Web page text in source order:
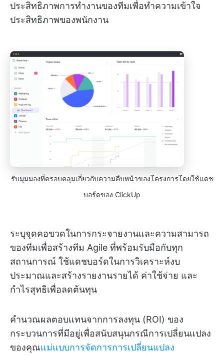
ประสิทธิภาพการทำงานของทีมเพื่อทำความเข้าใจ
ประสิทธิภาพของพนักงาน
รับมุมมองที่ครอบคลุมเกี่ยวกับความคืบหน้าของโครงการโดยใช้แดช
บอร์ดของ ClickUp
ระบุจุดคอขวดในการกระจายงานและความสามารถ
ของทีมเพื่อสร้างทีม Agile ที่พร้อมรับมือกับทุก
สถานการณ์ ใช้แดชบอร์ดในการวิเคราะห์งบ
ประมาณและสร้างรายงานรายได้ ค่าใช้จ่าย และ
กำไรสุทธิเพื่อลดต้นทุน
คำนวณผลตอบแทนจากการลงทุน (ROI) ของ
กระบวนการที่มีอยู่เพื่อสนับสนุนกรณีการเปลี่ยนแปลง
ของคุณแม่แบบการจัดการการเปลี่ยนแปลง